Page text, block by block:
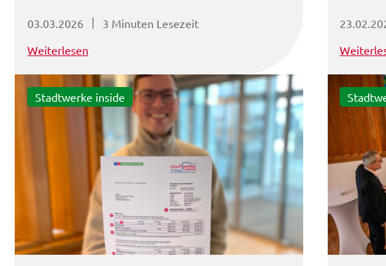
03.03.2026
3 Minuten Lesezeit
Weiterlesen
Stadtwerke inside